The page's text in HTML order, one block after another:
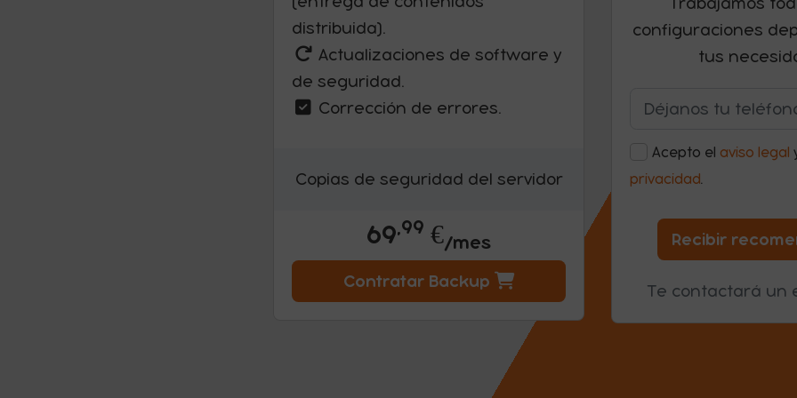
distribuida).
Actualizaciones de software y
de seguridad.
Corrección de errores.
Copias de seguridad del servidor
69,99 €/mes 69 euros con 99
Contratar Backup
configuraciones
tus
Acepto el aviso legal
privacidad.
Recibir
Te contactará un